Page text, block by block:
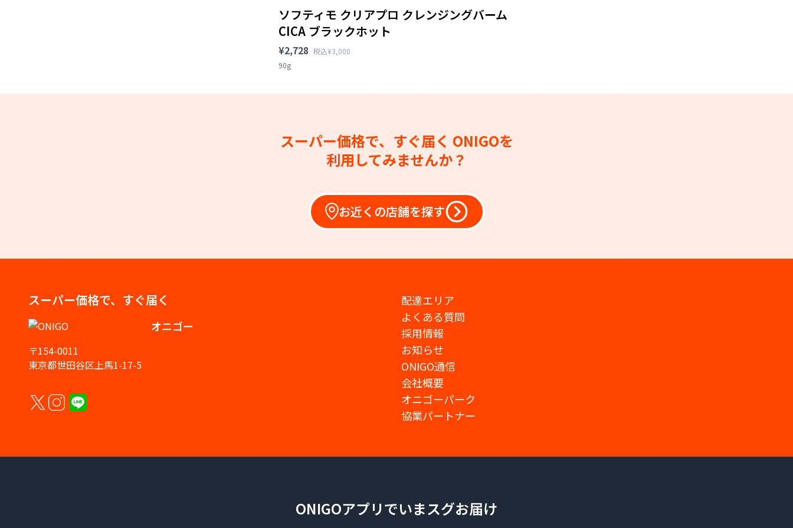
ソフティモ クリアプロ クレンジングバーム
CICA ブラックホット
¥2,728 税込¥3,000
90g
スーパー価格で、すぐ届く ONIGOを
利用してみませんか？
お近くの店舗を探す
スーパー価格で、すぐ届く
オニゴー
〒154-0011
東京都世田谷区上馬1-17-5
配達エリア
よくある質問
採用情報
お知らせ
ONIGO通信
会社概要
オニゴーパーク
協業パートナー
ONIGOアプリでいまスグお届け